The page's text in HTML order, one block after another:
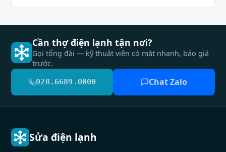
Cần thợ điện lạnh tận nơi?
Gọi tổng đài — kỹ thuật viên có mặt nhanh, báo giá
trước.
028.6689.0000 Chat Zalo
Sửa điện lạnh